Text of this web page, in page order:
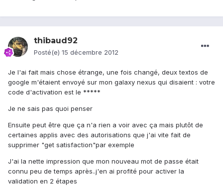
thibaud92
Posté(e) 15 décembre 2012
Je l'ai fait mais chose étrange, une fois changé, deux textos de
google m'étaient envoyé sur mon galaxy nexus qui disaient : votre
code d'activation est le *****
Je ne sais pas quoi penser
Ensuite peut être que ça n'a rien a voir avec ça mais plutôt de
certaines applis avec des autorisations que j'ai vite fait de
supprimer "get satisfaction"par exemple
J'ai la nette impression que mon nouveau mot de passe était
connu peu de temps après..j'en ai profité pour activer la
validation en 2 étapes